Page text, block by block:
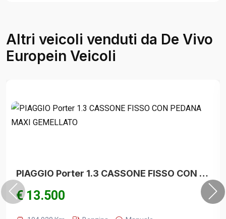
Altri veicoli venduti da De Vivo
Europein Veicoli
PIAGGIO Porter 1.3 CASSONE FISSO CON PEDANA MAXI GEMELLATO
€ 13.500